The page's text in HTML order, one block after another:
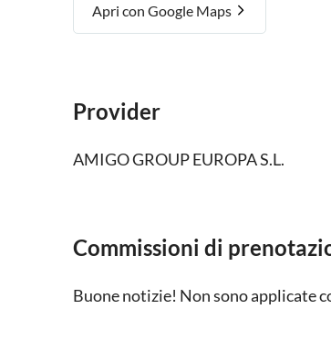
Apri con Google Maps
Provider
AMIGO GROUP EUROPA S.L.
Commissioni di
Buone notizie! Non sono applicate